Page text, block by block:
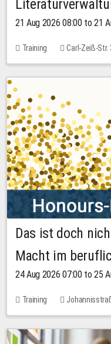
21 Aug 2026 08:00 to 21
Training Carl-Zeiß-Str.
10.00 EUR
Das ist doch
Macht im
24 Aug 2026 07:00 to 25
Training
No free places